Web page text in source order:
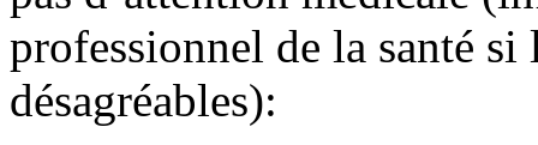
professionnel de la santé
désagréables):